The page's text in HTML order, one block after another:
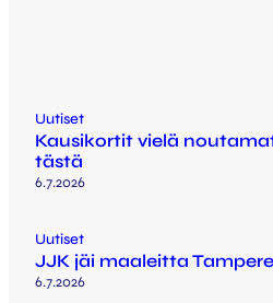
Uutiset
Kausikortit vielä
tästä
6.7.2026
Uutiset
JJK jäi maaleitta
6.7.2026